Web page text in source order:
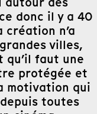
donc il y a 40
n’a
villes,
qu’il faut une
protégée et
motivation qui
toutes